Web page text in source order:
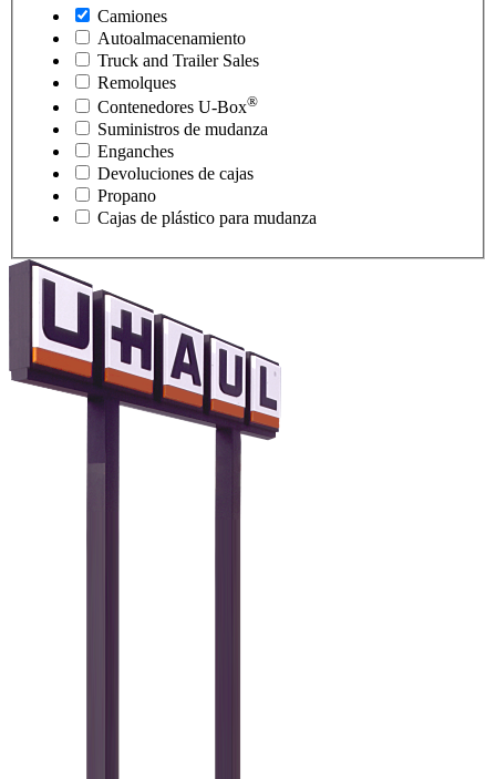
Camiones
Autoalmacenamiento
Truck and Trailer Sales
Remolques
Contenedores U-Box®
Suministros de mudanza
Enganches
Devoluciones de cajas
Propano
Cajas de plástico para mudanza